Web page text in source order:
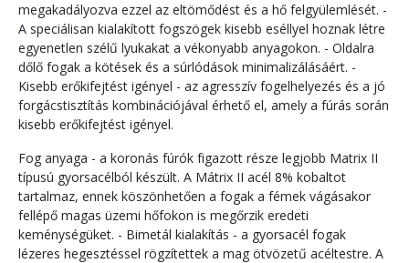
megakadályozva ezzel az eltömődést és a hő felgyülemlését. -
A speciálisan kialakított fogszögek kisebb eséllyel hoznak létre
egyenetlen szélű lyukakat a vékonyabb anyagokon. - Oldalra
dőlő fogak a kötések és a súrlódások minimalizálásáért. -
Kisebb erőkifejtést igényel - az agresszív fogelhelyezés és a jó
forgácstisztítás kombinációjával érhető el, amely a fúrás során
kisebb erőkifejtést igényel.
Fog anyaga - a koronás fúrók figazott része legjobb Matrix II
típusú gyorsacélból készült. A Mátrix II acél 8% kobaltot
tartalmaz, ennek köszönhetően a fogak a fémek vágásakor
fellépő magas üzemi hőfokon is megőrzik eredeti
keménységüket. - Bimetál kialakítás - a gyorsacél fogak
lézeres hegesztéssel rögzítettek a mag ötvözetű acéltestre. A